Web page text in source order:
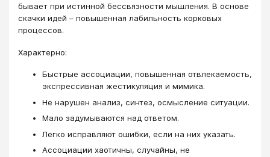
бывает при истинной бессвязности мышления. В основе
скачки идей – повышенная лабильность корковых
процессов.
Характерно:
Быстрые ассоциации, повышенная отвлекаемость,
экспрессивная жестикуляция и мимика.
Не нарушен анализ, синтез, осмысление ситуации.
Мало задумываются над ответом.
Легко исправляют ошибки, если на них указать.
Ассоциации хаотичны, случайны, не